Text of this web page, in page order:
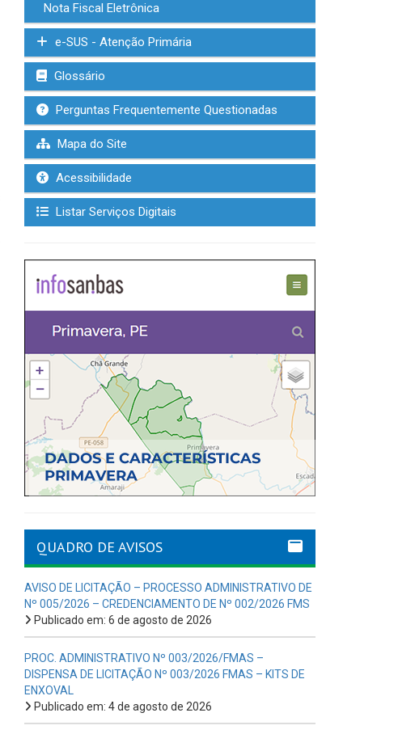
Nota Fiscal Eletrônica
e-SUS - Atenção Primária
Glossário
Perguntas Frequentemente Questionadas
Mapa do Site
Acessibilidade
Listar Serviços Digitais
QUADRO DE AVISOS
AVISO DE LICITAÇÃO – PROCESSO ADMINISTRATIVO DE
Nº 005/2026 – CREDENCIAMENTO DE Nº 002/2026 FMS
Publicado em: 6 de agosto de 2026
PROC. ADMINISTRATIVO Nº 003/2026/FMAS –
DISPENSA DE LICITAÇÃO Nº 003/2026 FMAS – KITS DE
ENXOVAL
Publicado em: 4 de agosto de 2026